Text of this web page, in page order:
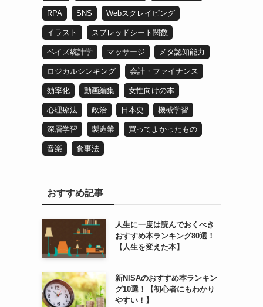
RPA SNS Webスクレイピング
イラスト スプレッドシート関数
ベイズ統計学 マッサージ メタ認知能力
ロジカルシンキング 会計・ファイナンス
効率化 動画編集 女性向けの本
心理療法 政治 日本史 機械学習
深層学習 製造業 買ってよかったもの
音楽 食事法
おすすめ記事
人生に一度は読んでおくべき
おすすめ本ランキング80選！
【人生を変えた本】
新NISAのおすすめ本ランキン
グ10選！【初心者にもわかり
やすい！】